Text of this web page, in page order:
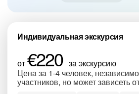
Индивидуальная экскурсия
от€220 за экскурсию
Цена за 1-4 человек,
участников, но может зависеть